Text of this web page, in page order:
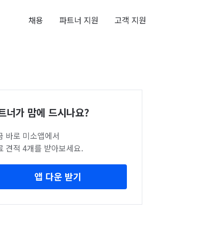
채용 파트너 지원 고객 지원
너가 맘에 드시나요?
바로 미소앱에서
견적 4개를 받아보세요.
앱 다운 받기